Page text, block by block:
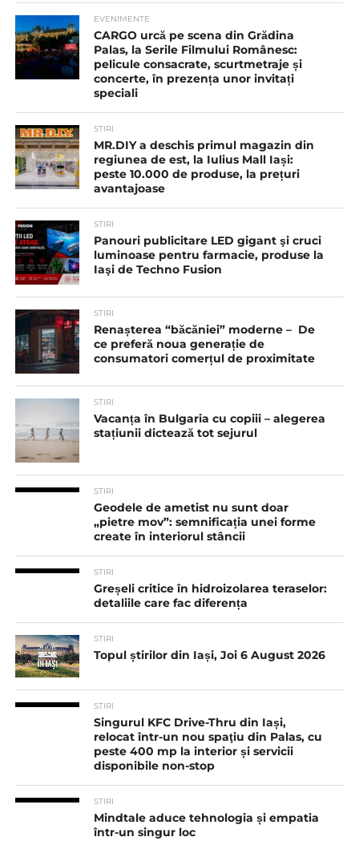
EVENIMENTE
CARGO urcă pe scena din Grădina
Palas, la Serile Filmului Românesc:
pelicule consacrate, scurtmetraje și
concerte, în prezența unor invitați
speciali
STIRI
MR.DIY a deschis primul magazin din
regiunea de est, la Iulius Mall Iași:
peste 10.000 de produse, la prețuri
avantajoase
STIRI
Panouri publicitare LED gigant şi cruci
luminoase pentru farmacie, produse la
Iaşi de Techno Fusion
STIRI
Renașterea “băcăniei” moderne – De
ce preferă noua generație de
consumatori comerțul de proximitate
STIRI
Vacanța în Bulgaria cu copiii – alegerea
stațiunii dictează tot sejurul
STIRI
Geodele de ametist nu sunt doar
„pietre mov”: semnificația unei forme
create în interiorul stâncii
STIRI
Greșeli critice în hidroizolarea teraselor:
detaliile care fac diferența
STIRI
Topul știrilor din Iași, Joi 6 August 2026
STIRI
Singurul KFC Drive-Thru din Iași,
relocat într-un nou spaţiu din Palas, cu
peste 400 mp la interior și servicii
disponibile non-stop
STIRI
Mindtale aduce tehnologia și empatia
într-un singur loc